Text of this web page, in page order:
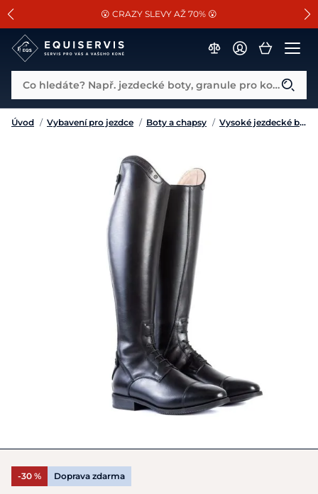
SLEVA 13% na vše od Cassini!
😮 CRAZY SLEVY AŽ 70% 😮
📐Pasování a doplňky k vybraným sedlům ZDARMA 🐴
Co hledáte? Např. jezdecké boty, granule pro koně...
Úvod / Vybavení pro jezdce / Boty a chapsy / Vysoké jezdecké boty
-30 % Doprava zdarma